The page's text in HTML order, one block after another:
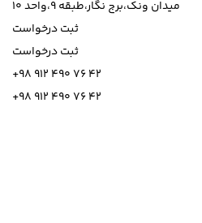
میدان ونک،برج نگار،طبقه 9،واحد 10
ثبت درخواست
ثبت درخواست
+98 912 490 76 42
+98 912 490 76 42